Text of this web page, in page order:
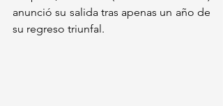
anunció su salida tras apenas un año de
su regreso triunfal.